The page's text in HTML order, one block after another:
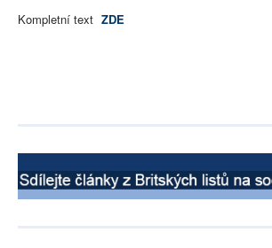
Kompletní text ZDE